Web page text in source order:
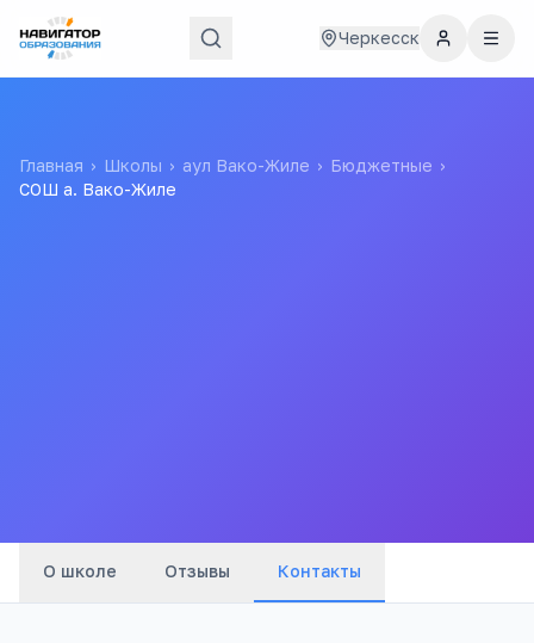
Черкесск
Главная › Школы › аул Вако-Жиле › Бюджетные ›
СОШ а. Вако-Жиле
О школе Отзывы Контакты